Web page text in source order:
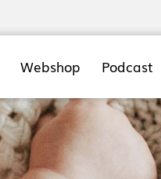
Webshop Podcast